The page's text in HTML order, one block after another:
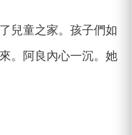
兒童之家。孩子們如
。阿良內心一沉。她